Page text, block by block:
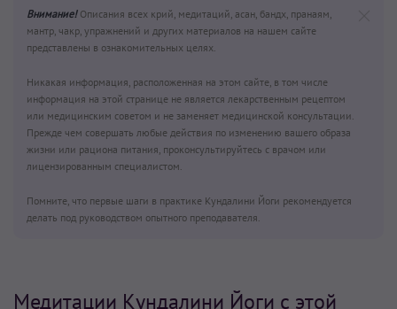
Внимание!Описания всех крий, медитаций, асан, бандх, пранаям,
мантр, чакр, упражнений и других материалов на нашем сайте
представлены в ознакомительных целях.
Никакая информация, расположенная на этом сайте, в том числе
информация на этой странице не является лекарственным рецептом
или медицинским советом и не заменяет медицинской консультации.
Прежде чем совершать любые действия по изменению вашего образа
жизни или рациона питания, проконсультируйтесь с врачом или
лицензированным специалистом.
Помните, что первые шаги в практике Кундалини Йоги рекомендуется
делать под руководством опытного преподавателя.
Медитации Кундалини Йоги с этой